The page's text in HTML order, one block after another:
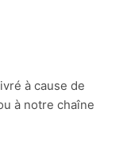
à cause de
à notre chaîne